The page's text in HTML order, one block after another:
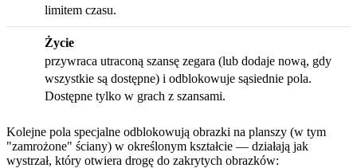
limitem czasu.
Życie
przywraca utraconą szansę zegara (lub dodaje nową, gdy
wszystkie są dostępne) i odblokowuje sąsiednie pola.
Dostępne tylko w grach z szansami.
Kolejne pola specjalne odblokowują obrazki na planszy (w tym
"zamrożone" ściany) w określonym kształcie — działają jak
wystrzał, który otwiera drogę do zakrytych obrazków: